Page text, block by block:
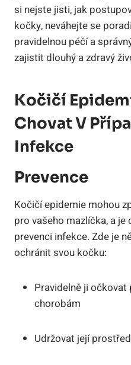
si nejste jisti, jak
kočky, neváhejte se
pravidelnou péčí a
zajistit dlouhý a zdravý
Kočičí
Chovat V
Infekce
Prevence
Kočičí epidemie mohou
pro vašeho mazlíčka, a
prevenci infekce. Zde je
ochránit svou kočku:
Pravidelně ji
chorobám
Udržovat její